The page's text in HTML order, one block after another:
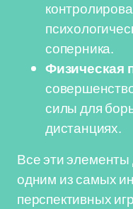
соперника.
Физическая
силы для
дистанциях.
Все эти
одним из самых
перспективных